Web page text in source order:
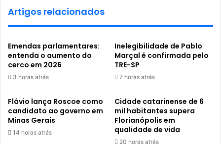
Artigos relacionados
Emendas parlamentares:
entenda o aumento do
cerco em 2026
3 horas atrás
Inelegibilidade de Pablo
Marçal é confirmada pelo
TRE-SP
7 horas atrás
Flávio lança Roscoe como
candidato ao governo em
Minas Gerais
14 horas atrás
Cidade catarinense de 6
mil habitantes supera
Florianópolis em
qualidade de vida
20 horas atrás